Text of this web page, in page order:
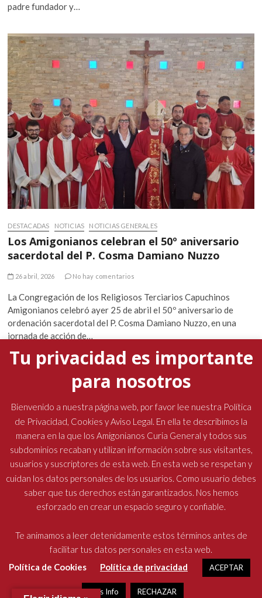
padre fundador y…
DESTACADAS NOTICIAS NOTICIAS GENERALES
Los Amigonianos celebran el 50º aniversario
sacerdotal del P. Cosma Damiano Nuzzo
26 abril, 2026 No hay comentarios
La Congregación de los Religiosos Terciarios Capuchinos
Amigonianos celebró ayer 25 de abril el 50º aniversario de
ordenación sacerdotal del P. Cosma Damiano Nuzzo, en una
jornada de acción de…
La presencia del padre general marcó la Semana
Santa en las comunidades amigonianas
19 abril, 2026 No hay comentarios
Tu privacidad es importante
para nosotros
Bienvenido a nuestra página web, por favor lee nuestra Política
de Privacidad, Cookies y Aviso Legal. En ella te describimos la
manera en la que los Amigonianos Curia General y todos sus
subdominios recaban y utilizan información sobre sus visitantes,
usuarios y suscriptores de esta web. En esta web se respetan y
cuidan los datos personales de los usuarios. Como usuario debes
saber que tus derechos están garantizados. Nos hemos
esforzado en crear un espacio seguro y confiable.
Te animamos a leer detenidamente estos términos antes de
facilitar tus datos personales en esta web.
Política de Cookies
Política de privacidad ACEPTAR
Más Info RECHAZAR